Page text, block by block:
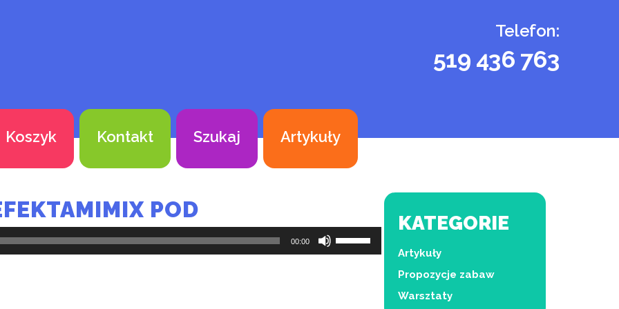
Telefon:
519 436 763
Koszyk Kontakt Szukaj Artykuły
POD
00:00
strzałek
KATEGORIE
Artykuły
Propozycje zabaw
Warsztaty